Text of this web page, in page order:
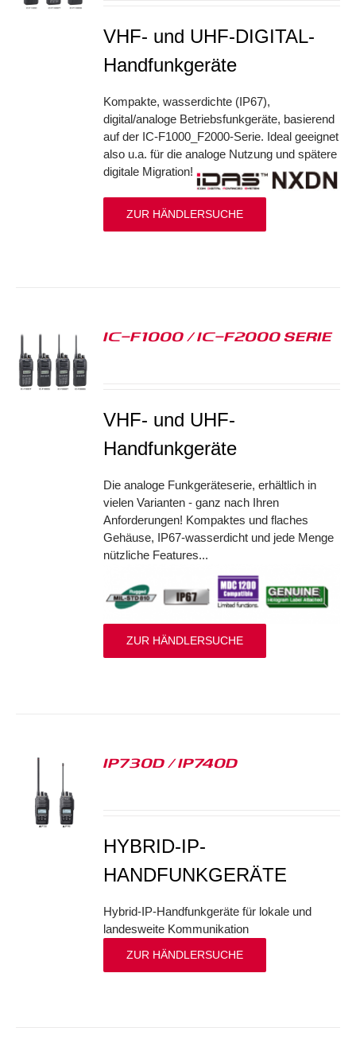
VHF- und UHF-DIGITAL-
Handfunkgeräte
Kompakte, wasserdichte (IP67),
digital/analoge Betriebsfunkgeräte, basierend
auf der IC-F1000_F2000-Serie. Ideal geeignet
also u.a. für die analoge Nutzung und spätere
digitale Migration!
ZUR HÄNDLERSUCHE
IC-F1000 / IC-F2000 SERIE
VHF- und UHF-
Handfunkgeräte
Die analoge Funkgeräteserie, erhältlich in
vielen Varianten - ganz nach Ihren
Anforderungen! Kompaktes und flaches
Gehäuse, IP67-wasserdicht und jede Menge
nützliche Features...
ZUR HÄNDLERSUCHE
IP730D / IP740D
HYBRID-IP-
HANDFUNKGERÄTE
Hybrid-IP-Handfunkgeräte für lokale und
landesweite Kommunikation
ZUR HÄNDLERSUCHE